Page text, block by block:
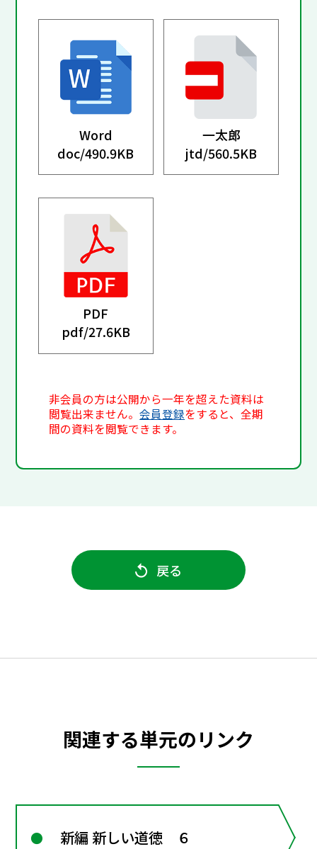
Word
doc/490.9KB
一太郎
jtd/560.5KB
PDF
pdf/27.6KB
非会員の方は公開から一年を超えた資料は
閲覧出来ません。会員登録をすると、全期
間の資料を閲覧できます。
戻る
関連する単元のリンク
新編 新しい道徳 ６